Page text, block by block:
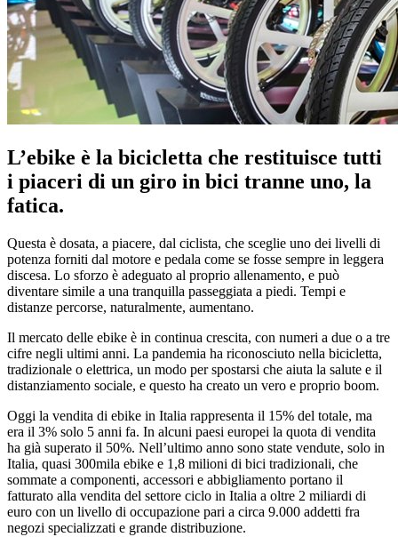
L’ebike è la bicicletta che restituisce tutti
i piaceri di un giro in bici tranne uno, la
fatica.
Questa è dosata, a piacere, dal ciclista, che sceglie uno dei livelli di
potenza forniti dal motore e pedala come se fosse sempre in leggera
discesa. Lo sforzo è adeguato al proprio allenamento, e può
diventare simile a una tranquilla passeggiata a piedi. Tempi e
distanze percorse, naturalmente, aumentano.
Il mercato delle ebike è in continua crescita, con numeri a due o a tre
cifre negli ultimi anni. La pandemia ha riconosciuto nella bicicletta,
tradizionale o elettrica, un modo per spostarsi che aiuta la salute e il
distanziamento sociale, e questo ha creato un vero e proprio boom.
Oggi la vendita di ebike in Italia rappresenta il 15% del totale, ma
era il 3% solo 5 anni fa. In alcuni paesi europei la quota di vendita
ha già superato il 50%. Nell’ultimo anno sono state vendute, solo in
Italia, quasi 300mila ebike e 1,8 milioni di bici tradizionali, che
sommate a componenti, accessori e abbigliamento portano il
fatturato alla vendita del settore ciclo in Italia a oltre 2 miliardi di
euro con un livello di occupazione pari a circa 9.000 addetti fra
negozi specializzati e grande distribuzione.